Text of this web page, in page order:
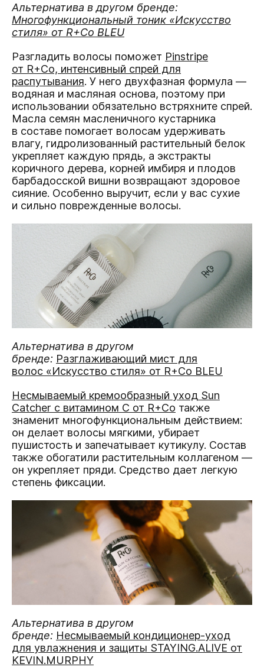
Альтернатива в другом бренде:
Многофункциональный тоник «Искусство
стиля» от R+Co BLEU
Разгладить волосы поможет Pinstripe
от R+Co, интенсивный спрей для
распутывания. У него двухфазная формула —
водяная и масляная основа, поэтому при
использовании обязательно встряхните спрей.
Масла семян масленичного кустарника
в составе помогает волосам удерживать
влагу, гидролизованный растительный белок
укрепляет каждую прядь, а экстракты
коричного дерева, корней имбиря и плодов
барбадосской вишни возвращают здоровое
сияние. Особенно выручит, если у вас сухие
и сильно поврежденные волосы.
Альтернатива в другом
бренде: Разглаживающий мист для
волос «Искусство стиля» от R+Co BLEU
Несмываемый кремообразный уход Sun
Catcher с витамином С от R+Co также
знаменит многофункциональным действием:
он делает волосы мягкими, убирает
пушистость и запечатывает кутикулу. Состав
также обогатили растительным коллагеном —
он укрепляет пряди. Средство дает легкую
степень фиксации.
Альтернатива в другом
бренде: Несмываемый кондиционер-уход
для увлажнения и защиты STAYING.ALIVE от
KEVIN.MURPHY